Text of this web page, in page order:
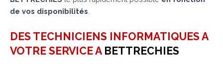
de vos disponibilités.
DES TECHNICIENS INFORMATIQUES A
VOTRE SERVICE A BETTRECHIES